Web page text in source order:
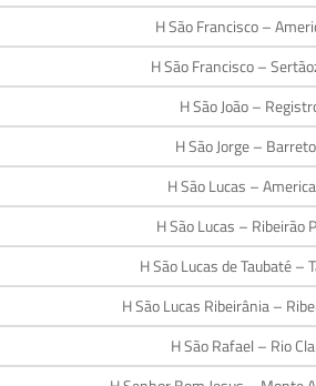
H São Francisco –
H São Francisco –
H São João –
H São Jorge –
H São Lucas –
H São Lucas – Ribeirão
H São Lucas de Taubaté –
H São Lucas Ribeirânia –
H São Rafael – Rio